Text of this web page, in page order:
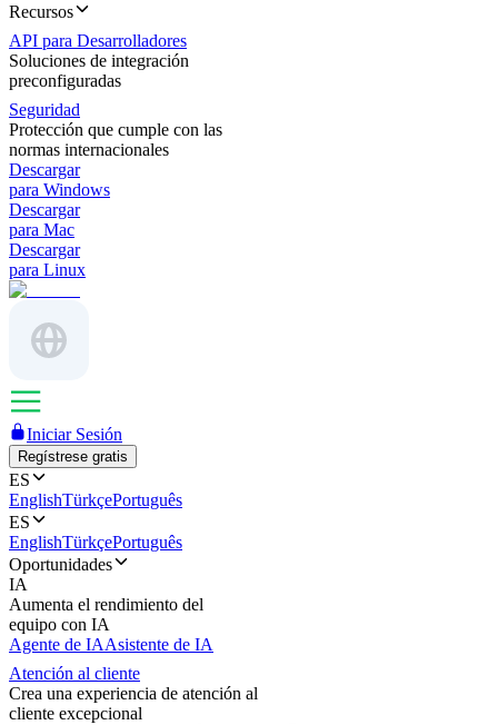
Recursos
API para Desarrolladores
Soluciones de integración
preconfiguradas
Seguridad
Protección que cumple con las
normas internacionales
Descargar
para Windows
Descargar
para Mac
Descargar
para Linux
Iniciar Sesión
Regístrese gratis
ES
EnglishTürkçePortuguês
ES
EnglishTürkçePortuguês
Oportunidades
IA
Aumenta el rendimiento del
equipo con IA
Agente de IAAsistente de IA
Atención al cliente
Crea una experiencia de atención al
cliente excepcional